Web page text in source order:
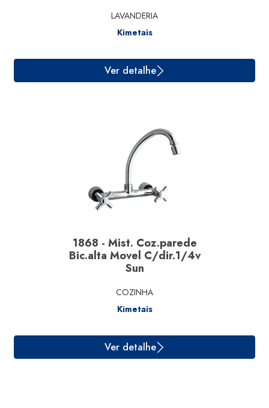
LAVANDERIA
Kimetais
Ver detalhe
1868 - Mist. Coz.parede
Bic.alta Movel C/dir.1/4v
Sun
COZINHA
Kimetais